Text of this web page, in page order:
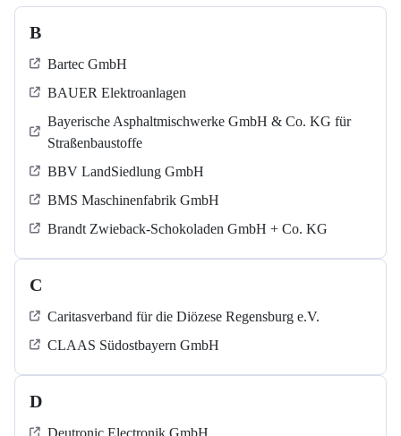
B
Bartec GmbH
BAUER Elektroanlagen
Bayerische Asphaltmischwerke GmbH & Co. KG für
Straßenbaustoffe
BBV LandSiedlung GmbH
BMS Maschinenfabrik GmbH
Brandt Zwieback-Schokoladen GmbH + Co. KG
C
Caritasverband für die Diözese Regensburg e.V.
CLAAS Südostbayern GmbH
D